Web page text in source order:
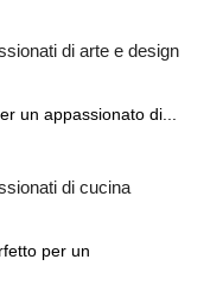
di arte e design
un appassionato di...
di cucina
per un